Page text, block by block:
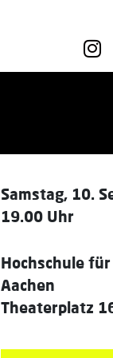
Samstag, 10.
19.00 Uhr
Hochschule
Aachen
Theaterplatz